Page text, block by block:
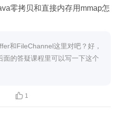
零拷贝和直接内存用mmap怎
和FileChannel这里对吧？好，
面的答疑课程里可以写一下这个
 1